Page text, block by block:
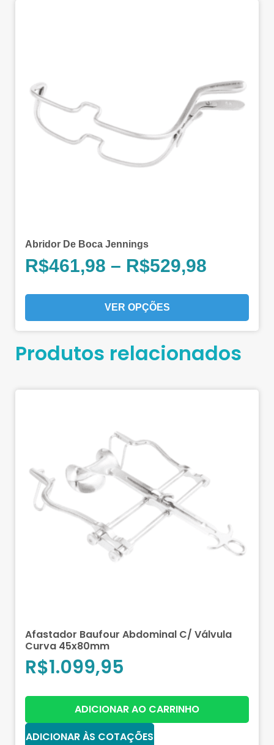
Abridor De Boca Jennings
R$461,98 – R$529,98
VER OPÇÕES
Produtos relacionados
Afastador Baufour Abdominal C/ Válvula
Curva 45x80mm
R$1.099,95
ADICIONAR AO CARRINHO
ADICIONAR ÀS COTAÇÕES